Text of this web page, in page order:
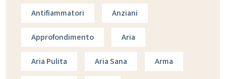
Antifiammatori Anziani
Approfondimento Aria
Aria Pulita Aria Sana Arma